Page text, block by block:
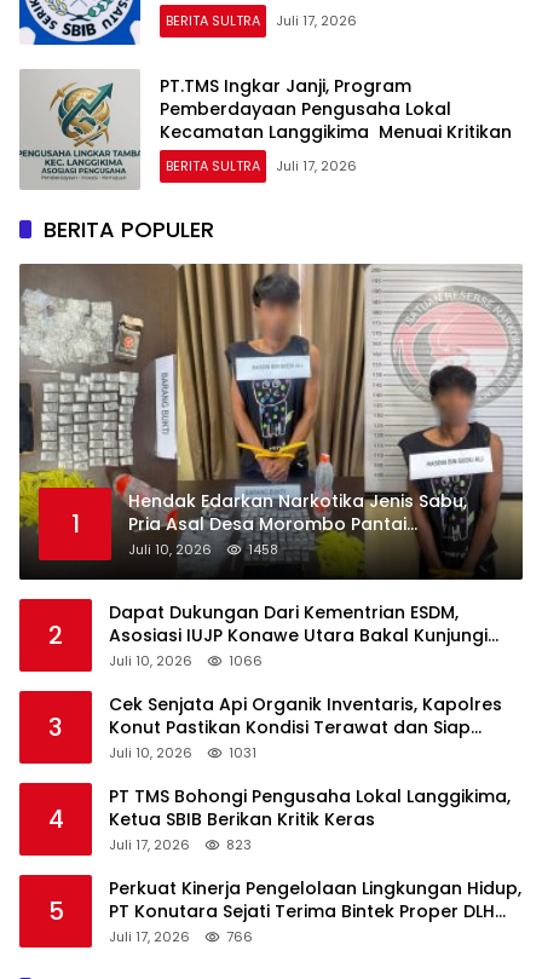
BERITA SULTRA Juli 17, 2026
PT.TMS Ingkar Janji, Program
Pemberdayaan Pengusaha Lokal
Kecamatan Langgikima Menuai Kritikan
BERITA SULTRA Juli 17, 2026
BERITA POPULER
1
Hendak Edarkan Narkotika Jenis Sabu,
Pria Asal Desa Morombo Pantai
Diamankan Polisi
Juli 10, 2026 1458
2
Dapat Dukungan Dari Kementrian ESDM,
Asosiasi IUJP Konawe Utara Bakal Kunjungi
Pemegang IUP di Konut
Juli 10, 2026 1066
3
Cek Senjata Api Organik Inventaris, Kapolres
Konut Pastikan Kondisi Terawat dan Siap
Digunakan
Juli 10, 2026 1031
4
PT TMS Bohongi Pengusaha Lokal Langgikima,
Ketua SBIB Berikan Kritik Keras
Juli 17, 2026 823
5
Perkuat Kinerja Pengelolaan Lingkungan Hidup,
PT Konutara Sejati Terima Bintek Proper DLH
Sultra
Juli 17, 2026 766